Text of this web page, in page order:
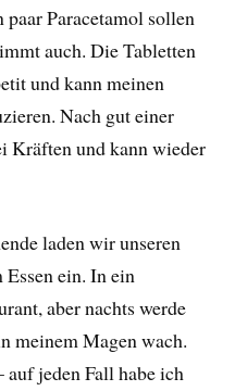
Paracetamol sollen
auch. Die Tabletten
und kann meinen
Nach gut einer
Kräften und kann wieder
laden wir unseren
ein. In ein
aber nachts werde
meinem Magen wach.
auf jeden Fall habe ich